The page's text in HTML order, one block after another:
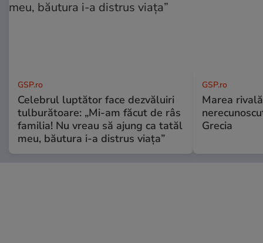
GSP.ro
Celebrul luptător face dezvăluiri
tulburătoare: „Mi-am făcut de râs
familia! Nu vreau să ajung ca tatăl
meu, băutura i-a distrus viața”
GSP.ro
Marea
Grecia